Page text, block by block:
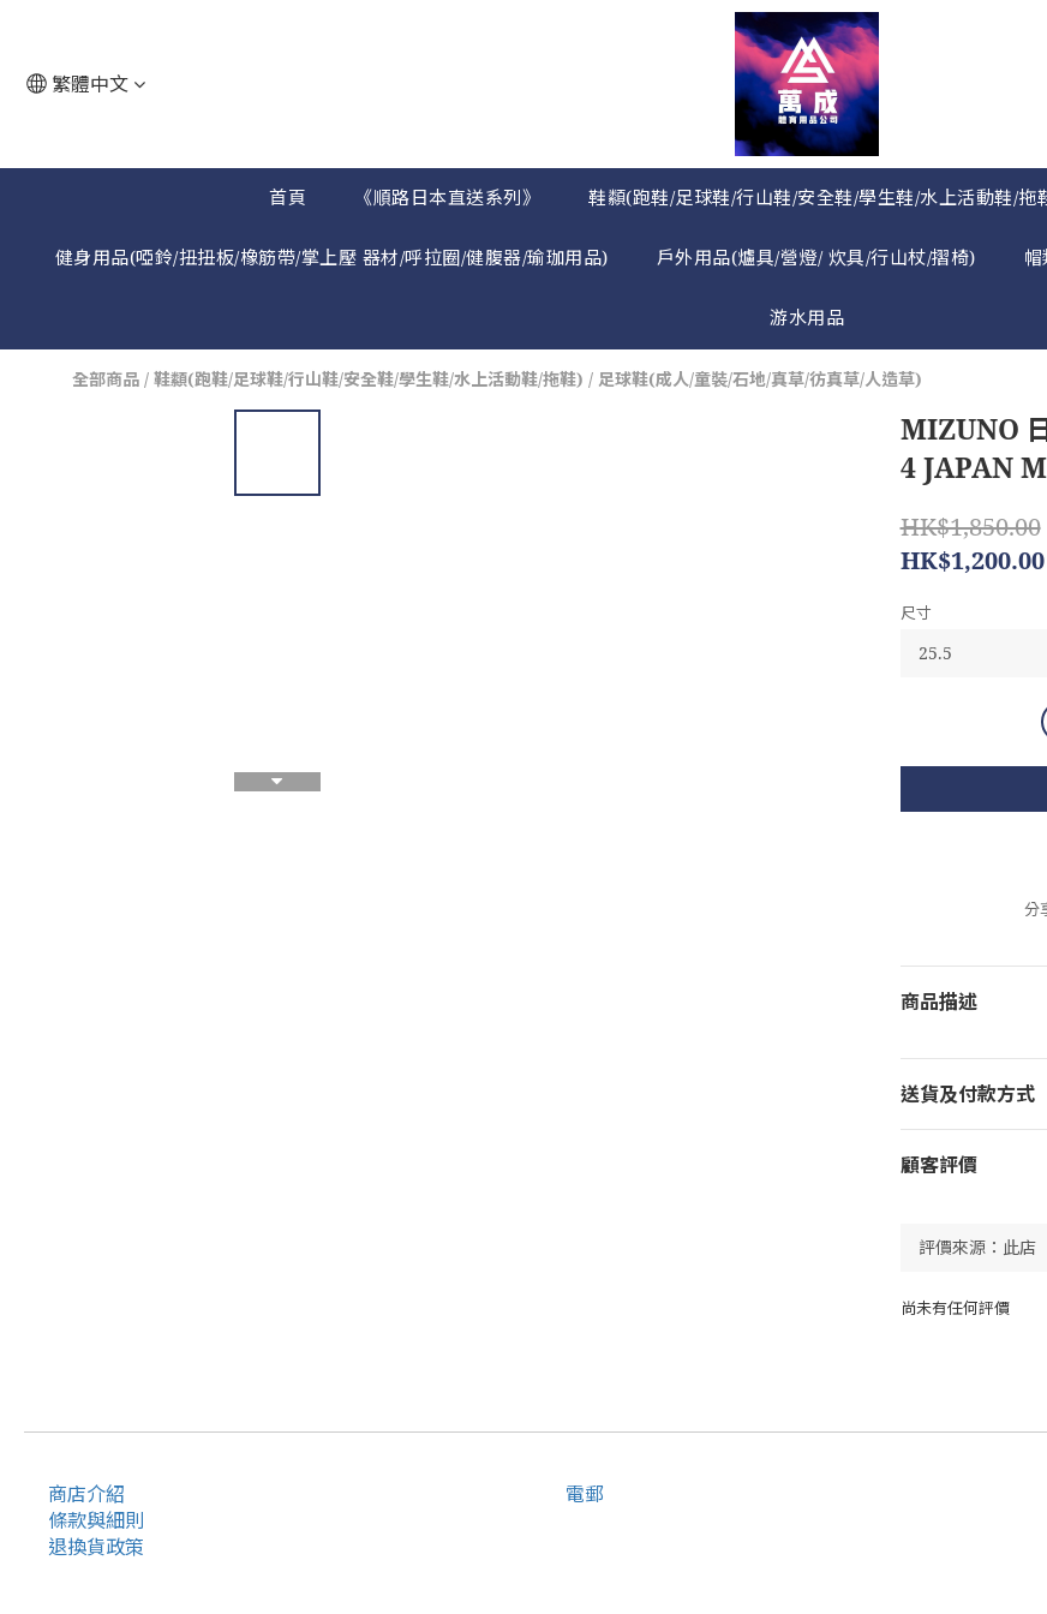
繁體中文
首頁 《順路日本直送系列》 鞋纇(跑鞋/足球鞋/行山鞋/安全鞋/學生鞋/水上活動鞋/拖
健身用品(啞鈴/扭扭板/橡筋帶/掌上壓 器材/呼拉圈/健腹器/瑜珈用品) 戶外用品(爐具/營燈/ 炊具/行山杖/摺椅)
游水用品
全部商品 / 鞋纇(跑鞋/足球鞋/行山鞋/安全鞋/學生鞋/水上活動鞋/拖鞋) / 足球鞋(成人/童裝/石地/真草/彷真草/人造草)
MIZUNO
4 JAPAN
HK$1,850.00
HK$1,200.00
尺寸
分
商品描述
送貨及付款方式
顧客評價
尚未有任何評價
商店介紹
條款與細則
退換貨政策
電郵